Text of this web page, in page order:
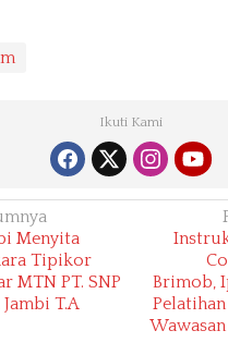
Ikuti Kami
Menyita
Tipikor
MTN PT. SNP
T.A
Brimob,